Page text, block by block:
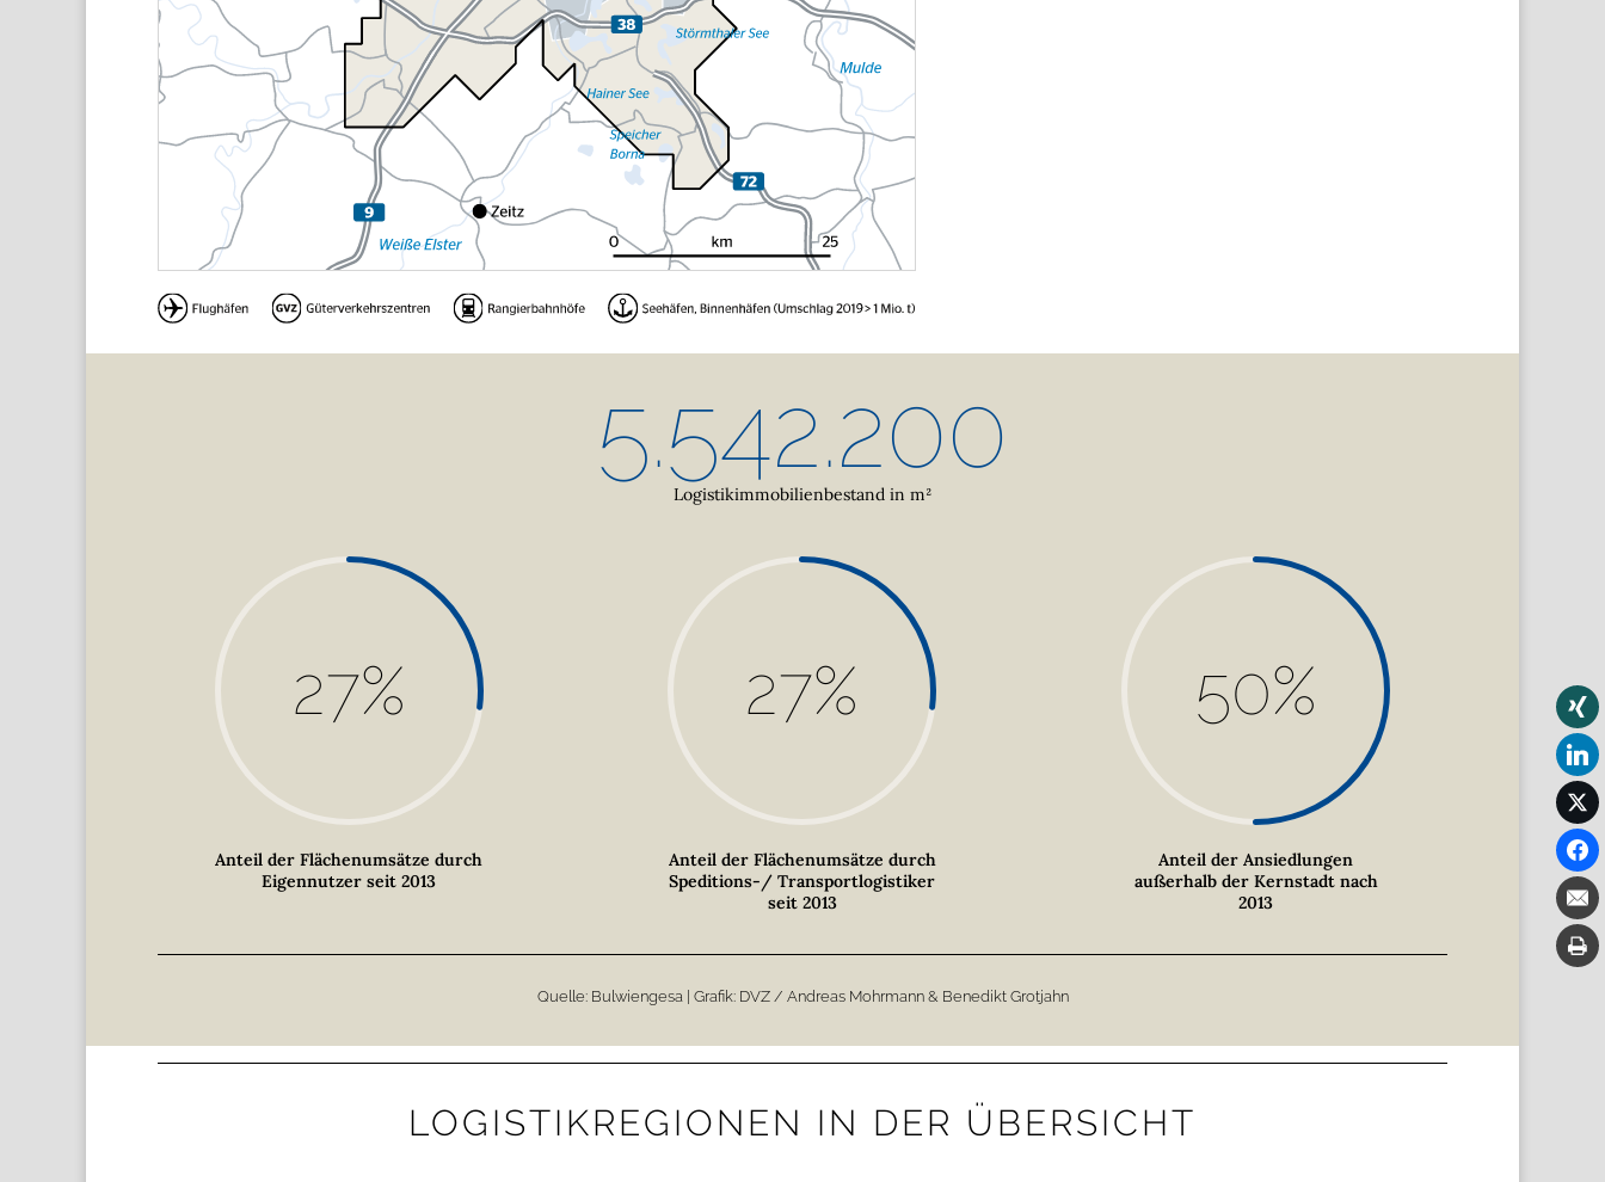
5.542.200
Logistikimmobilienbestand in m²
27%
Anteil der Flächenumsätze durch
Eigennutzer seit 2013
27%
Anteil der Flächenumsätze durch
Speditions-/ Transportlogistiker
seit 2013
50%
Anteil der Ansiedlungen
außerhalb der Kernstadt nach
2013
Quelle: Bulwiengesa | Grafik: DVZ / Andreas Mohrmann & Benedikt Grotjahn
LOGISTIK­­REGIONEN IN DER ÜBERSICHT